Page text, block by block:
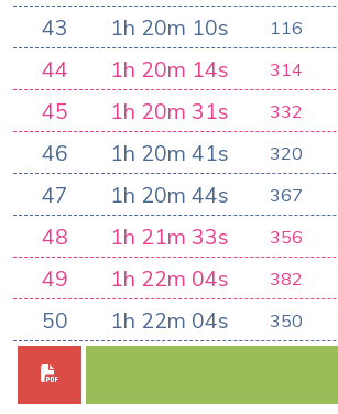
43 1h 20m 10s 116
44 1h 20m 14s 314
45 1h 20m 31s 332
46 1h 20m 41s 320
47 1h 20m 44s 367
48 1h 21m 33s 356
49 1h 22m 04s 382
50 1h 22m 04s 350